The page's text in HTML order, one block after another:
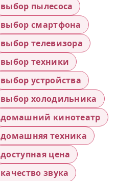
выбор пылесоса
выбор смартфона
выбор телевизора
выбор техники
выбор устройства
выбор холодильника
домашний кинотеатр
домашняя техника
доступная цена
качество звука